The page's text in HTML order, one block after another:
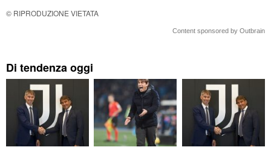
© RIPRODUZIONE VIETATA
Content sponsored by Outbrain
Di tendenza oggi